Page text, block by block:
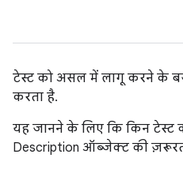
टेस्ट को असल में लागू करने के
करता है.
यह जानने के लिए कि किन
Description ऑब्जेक्ट की ज़रूरत